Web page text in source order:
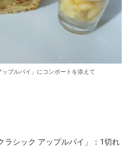
プルパイ」にコンポートを添えて
ラシック アップルパイ」：1切れ